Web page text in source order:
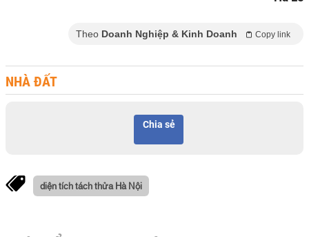
Theo Doanh Nghiệp & Kinh Doanh Copy link
NHÀ ĐẤT
Chia sẻ
diện tích tách thửa Hà Nội